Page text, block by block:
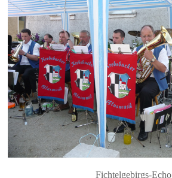
Fichtelgebirgs-Echo